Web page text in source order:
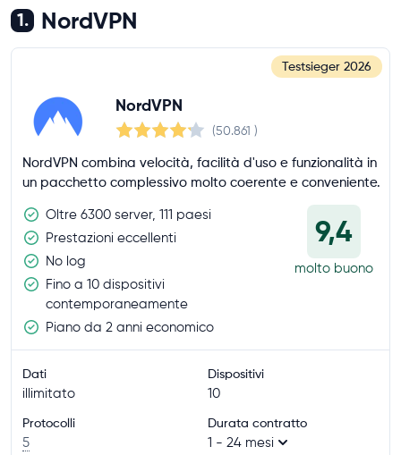
1. NordVPN
Testsieger 2026
NordVPN
(50.861 )
NordVPN combina velocità, facilità d'uso e funzionalità in
un pacchetto complessivo molto coerente e conveniente.
Oltre 6300 server, 111 paesi
Prestazioni eccellenti
No log
Fino a 10 dispositivi
contemporaneamente
Piano da 2 anni economico
9,4
molto buono
Dati
illimitato
Dispositivi
10
Protocolli
5
Durata contratto
1 - 24 mesi